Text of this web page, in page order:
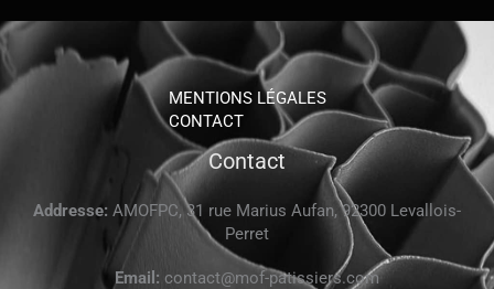
MENTIONS LÉGALES
CONTACT
Contact
Addresse: AMOFPC, 31 rue Marius Aufan, 92300 Levallois-
Perret
Email: contact@mof-patissiers.com